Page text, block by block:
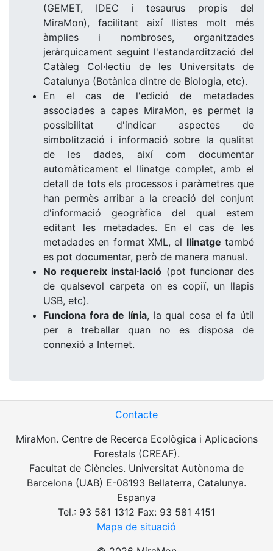
(GEMET, IDEC i tesaurus propis del
MiraMon), facilitant així llistes molt més
àmplies i nombroses, organitzades
jeràrquicament seguint l'estandardització del
Catàleg Col·lectiu de les Universitats de
Catalunya (Botànica dintre de Biologia, etc).
En el cas de l'edició de metadades
associades a capes MiraMon, es permet la
possibilitat d'indicar aspectes de
simbolització i informació sobre la qualitat
de les dades, així com documentar
automàticament el llinatge complet, amb el
detall de tots els processos i paràmetres que
han permès arribar a la creació del conjunt
d'informació geogràfica del qual estem
editant les metadades. En el cas de les
metadades en format XML, el llinatge també
es pot documentar, però de manera manual.
No requereix instal·lació (pot funcionar des
de qualsevol carpeta on es copiï, un llapis
USB, etc).
Funciona fora de línia, la qual cosa el fa útil
per a treballar quan no es disposa de
connexió a Internet.
Contacte
MiraMon. Centre de Recerca Ecològica i Aplicacions
Forestals (CREAF).
Facultat de Ciències. Universitat Autònoma de
Barcelona (UAB) E-08193 Bellaterra, Catalunya.
Espanya
Tel.: 93 581 1312 Fax: 93 581 4151
Mapa de situació